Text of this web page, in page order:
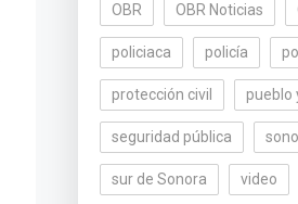
OBR OBR Noticias
policiaca policía
protección civil pueblo
seguridad pública
sur de Sonora video